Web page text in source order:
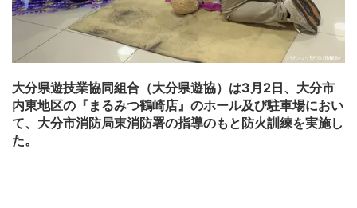
大分県遊技業協同組合（大分県遊協）は3月2日、大分市
内東地区の『まるみつ鶴崎店』のホール及び駐車場におい
て、大分市消防局東消防署の指導のもと防火訓練を実施し
た。